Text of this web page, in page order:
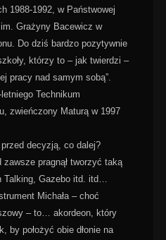
1988-1992, w Państwowej
Grażyny Bacewicz w
Do dziś bardzo pozytywnie
którzy to – jak twierdzi –
pracy nad samym sobą”.
Technikum
zwieńczony Maturą w 1997
decyzją, co dalej?
pragnął tworzyć taką
Gazebo itd. itd…
Michała – choć
– to… akordeon, który
by położyć obie dłonie na